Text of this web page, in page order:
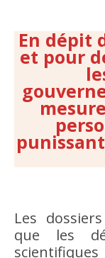
En dépit
et pour
Les
que les